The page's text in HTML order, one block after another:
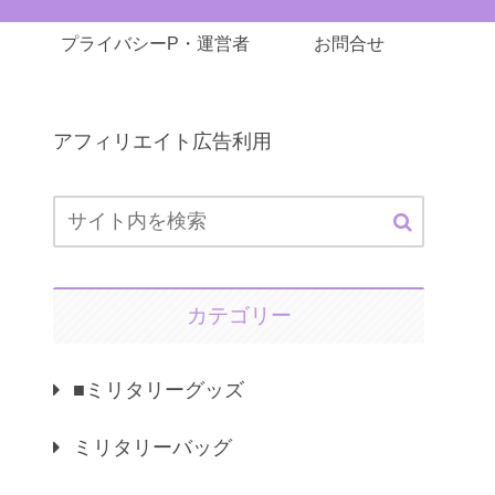
プライバシーP・運営者 お問合せ
アフィリエイト広告利用
カテゴリー
■ミリタリーグッズ
ミリタリーバッグ